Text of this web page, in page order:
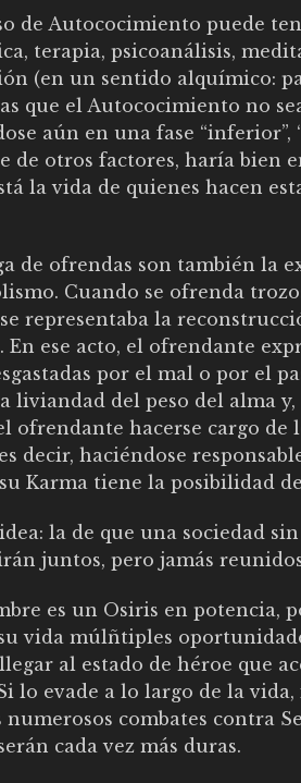
de Autococimiento puede
terapia, psicoanálisis,
(en un sentido alquímico:
que el Autococimiento no
aún en una fase “inferior”,
de otros factores, haría bien
la vida de quienes hacen
de ofrendas son también la
Cuando se ofrenda
representaba la
En ese acto, el ofrendante
por el mal o por el
liviandad del peso del alma
ofrendante hacerse cargo de
decir, haciéndose
Karma tiene la posibilidad
la de que una sociedad
juntos, pero jamás
es un Osiris en potencia,
vida múlñtiples
al estado de héroe que
lo evade a lo largo de la
combates contra
cada vez más duras.